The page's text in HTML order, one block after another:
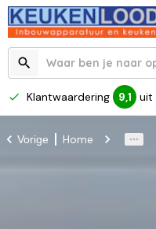
Klantwaardering 9,1 uit
Vorige Home